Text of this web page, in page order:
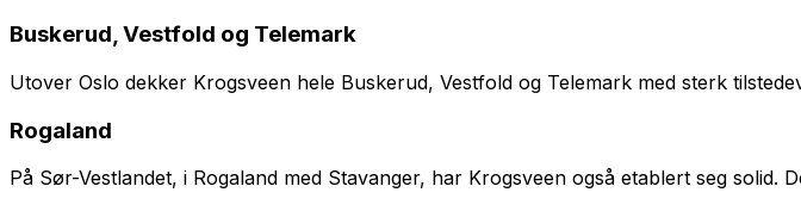
Buskerud, Vestfold og Telemark
Utover Oslo dekker Krogsveen hele Buskerud, Vestfold og Telemark med sterk
Rogaland
På Sør-Vestlandet, i Rogaland med Stavanger, har Krogsveen også etablert seg